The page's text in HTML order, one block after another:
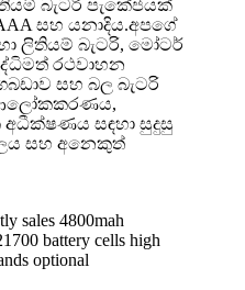
බැටරි පැකේජයක්
සහ යනාදිය.අපගේ
ලිතියම් බැටරි, මෝටර්
රථවාහන
සහ බල බැටරි
සඳහා සුදුසු
සහ අනෙකුත්